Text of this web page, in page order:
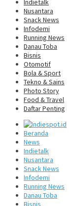
Indietalk
Nusantara
Snack News
Infodemi
Running News
Danau Toba
Bisnis
Otomotif
Bola & Sport
Tekno & Sains
Photo Story
Food & Travel
Daftar Penting
Beranda
News
Indietalk
Nusantara
Snack News
Infodemi
Running News
Danau Toba
Bisnis